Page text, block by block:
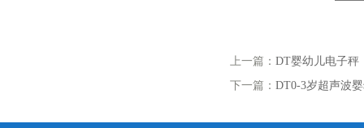
上一篇： DT婴幼儿电子秤
下一篇： DT0-3岁超声波